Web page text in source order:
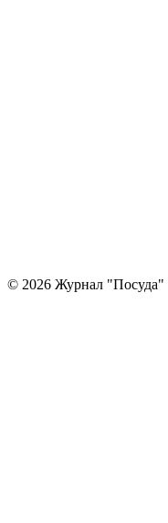
© 2026 Журнал "Посуда" |